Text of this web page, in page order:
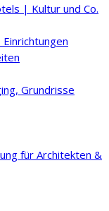
| Kultur und Co.
Grundrisse
für Architekten &